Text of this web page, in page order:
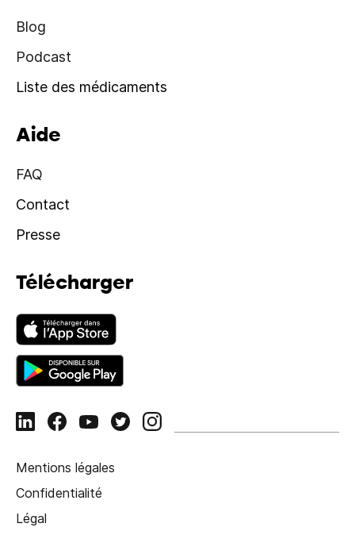
Blog
Podcast
Liste des médicaments
Aide
FAQ
Contact
Presse
Télécharger
Mentions légales
Confidentialité
Légal